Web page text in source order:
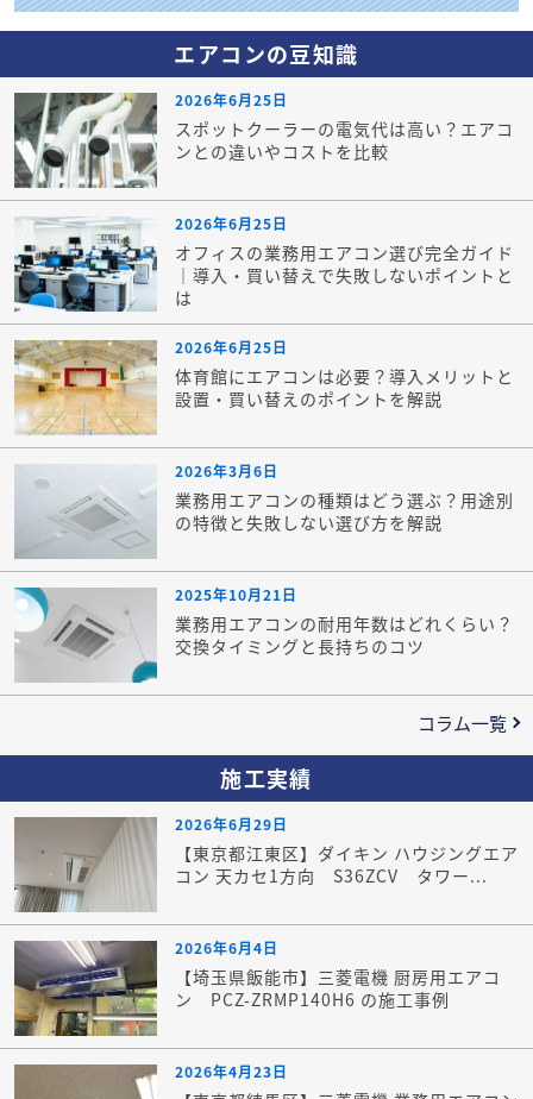
エアコンの豆知識
2026年6月25日
スポットクーラーの電気代は高い？エアコ
ンとの違いやコストを比較
2026年6月25日
オフィスの業務用エアコン選び完全ガイド
｜導入・買い替えで失敗しないポイントと
は
2026年6月25日
体育館にエアコンは必要？導入メリットと
設置・買い替えのポイントを解説
2026年3月6日
業務用エアコンの種類はどう選ぶ？用途別
の特徴と失敗しない選び方を解説
2025年10月21日
業務用エアコンの耐用年数はどれくらい？
交換タイミングと長持ちのコツ
コラム一覧
施工実績
2026年6月29日
【東京都江東区】ダイキン ハウジングエア
コン 天カセ1方向 S36ZCV タワー...
2026年6月4日
【埼玉県飯能市】三菱電機 厨房用エアコ
ン PCZ-ZRMP140H6 の施工事例
2026年4月23日